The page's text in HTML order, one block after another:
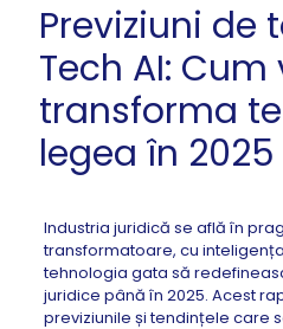
Previziuni de
Tech AI: Cum
transforma
legea în 2025
Industria juridică se află în
transformatoare, cu
tehnologia gata să
juridice până în 2025. Acest
previziunile și tendințele care